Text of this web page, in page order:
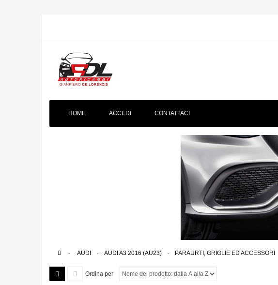
HOME ACCEDI CONTATTACI
> AUDI > AUDI A3 2016 (AU23) > PARAURTI, GRIGLIE ED ACCESSORI
Ordina per